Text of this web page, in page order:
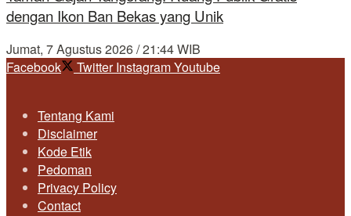
dengan Ikon Ban Bekas yang Unik
Jumat, 7 Agustus 2026 / 21:44 WIB
Facebook
Twitter InstagramYoutube
Tentang Kami
Disclaimer
Kode Etik
Pedoman
Privacy Policy
Contact